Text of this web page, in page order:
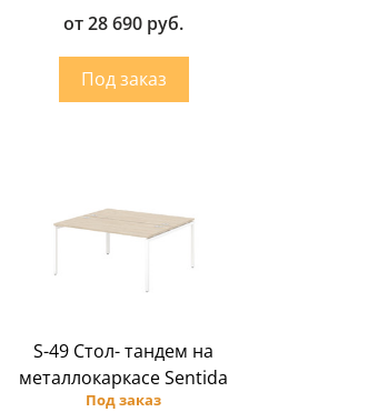
от 28 690 руб.
S-49 Стол- тандем на
металлокаркасе Sentida
Под заказ